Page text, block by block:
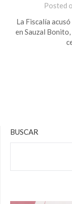
Posted
La Fiscalía
en Sauzal
BUSCAR